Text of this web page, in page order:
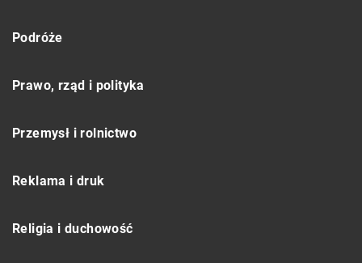
Podróże
Prawo, rząd i polityka
Przemysł i rolnictwo
Reklama i druk
Religia i duchowość